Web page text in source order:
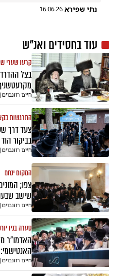
נתי שפירא 16.06.26
עוד בחסידים ואנ"ש
קרעו שערי
בצל
חיים רוזנבוים|
התרגשות
בביקור
חיים רוזנבוים
המקום ינחם
צפו;
שישב
חיים רוזנבוים|
סערה בניו
האדמו"ר
חיים רוזנבוים|